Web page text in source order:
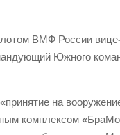
ВМФ России
Южного
на
комплексом